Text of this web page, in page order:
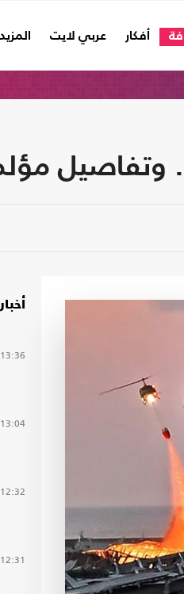
أفكار عربي لايت
وتفاصيل
13:36
13:04
12:32
12:31